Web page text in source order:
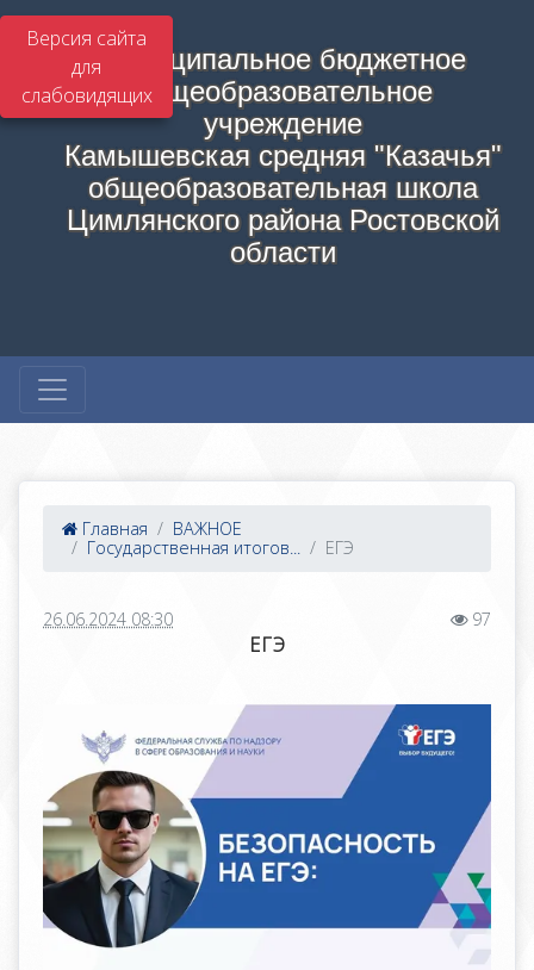
Версия сайта
для
слабовидящих
Муниципальное бюджетное
общеобразовательное
учреждение
Камышевская средняя "Казачья"
общеобразовательная школа
Цимлянского района Ростовской
области
Главная
ВАЖНОЕ
Государственная итогов...
ЕГЭ
26.06.2024 08:30 97
ЕГЭ